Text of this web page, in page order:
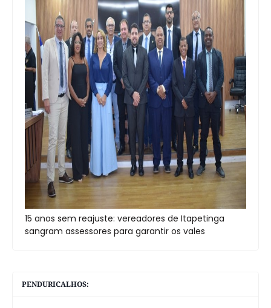
15 anos sem reajuste: vereadores de Itapetinga
sangram assessores para garantir os vales
PENDURICALHOS: